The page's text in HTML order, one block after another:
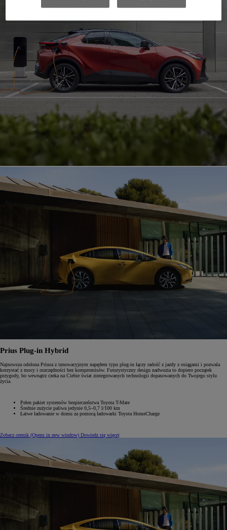
Prius Plug-in Hybrid
Najnowsza odsłona Priusa z innowacyjnym napędem typu plug-in łączy radość z jazdy z osiągami i pozwala
korzystać z mocy i oszczędności bez kompromisów. Futurystyczny design nadwozia to dopiero początek
przygody, bo wewnątrz czeka na Ciebie świat zintegrowanych technologii dopasowanych do Twojego stylu
życia.
Pełen pakiet systemów bezpieczeństwa Toyota T-Mate
Średnie zużycie paliwa jedynie 0,5–0,7 l/100 km
Łatwe ładowanie w domu za pomocą ładowarki Toyota HomeCharge
Zobacz cennik (Opens in new window) Dowiedz się więcej